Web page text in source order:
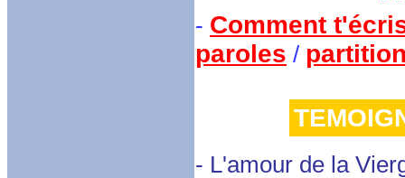
- Comment
paroles /
- L'amour de la